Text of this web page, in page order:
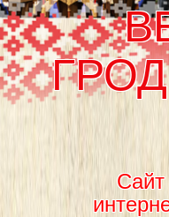
Сайт